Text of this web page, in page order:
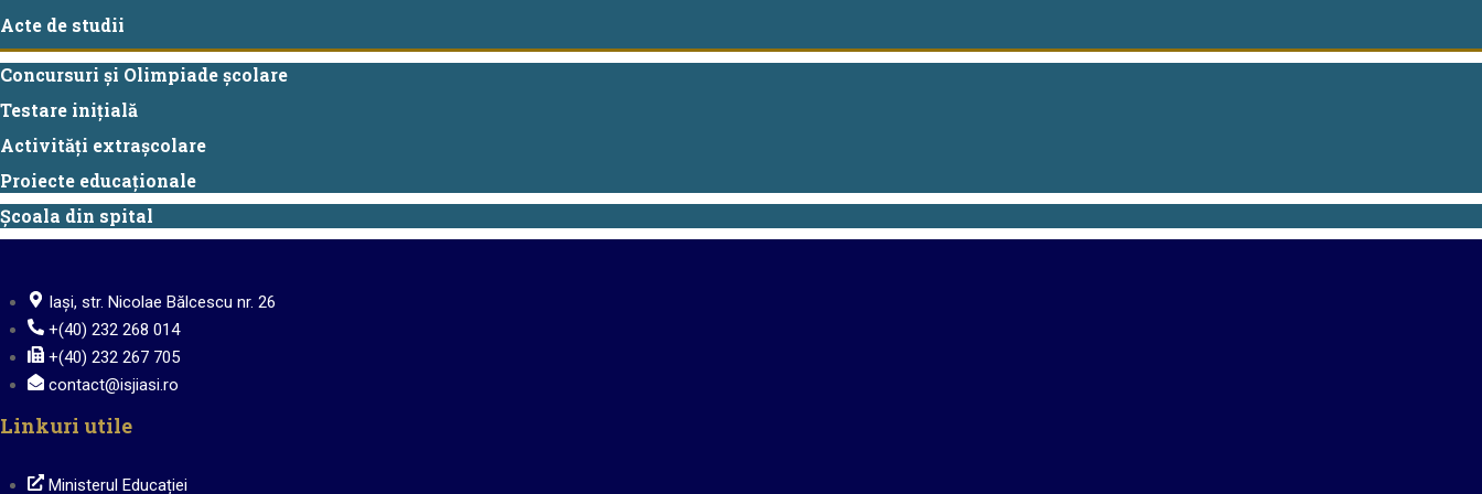
Acte de studii
Concursuri și Olimpiade școlare
Testare inițială
Activități extrașcolare
Proiecte educaționale
Școala din spital
Iași, str. Nicolae Bălcescu nr. 26
+(40) 232 268 014
+(40) 232 267 705
contact@isjiasi.ro
Linkuri utile
Ministerul Educației